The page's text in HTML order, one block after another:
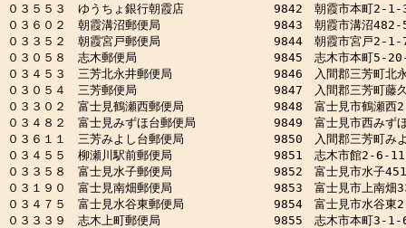
０３５５３　ゆうちょ銀行朝霞店　　　　　　　 9842　朝霞市本町2-1-
０３６０２　朝霞溝沼郵便局　　　　　　　　　 9843　朝霞市溝沼482-
０３３５２　朝霞宮戸郵便局　　　　　　　　　 9844　朝霞市宮戸2-1-
０３０５８　志木郵便局　　　　　　　　　　　 9845　志木市本町5-
０３４５３　三芳北永井郵便局　　　　　　　　 9846　入間郡三芳町北
０３０５４　三芳郵便局　　　　　　　　　　　 9847　入間郡三芳町藤
０３３０２　富士見鶴瀬西郵便局　　　　　　　 9848　富士見市鶴瀬
０３４８２　富士見みずほ台郵便局　　　　　　 9849　富士見市西み
０３６１１　三芳みよし台郵便局　　　　　　　 9850　入間郡三芳町み
０３４５５　柳瀬川駅前郵便局　　　　　　　　 9851　志木市館2-6-11
０３３５８　富士見水子郵便局　　　　　　　　 9852　富士見市水子
０３１９０　富士見南畑郵便局　　　　　　　　 9853　富士見市上南畑
０３４７５　富士見水谷東郵便局　　　　　　　 9854　富士見市水谷
０３３３９　志木上町郵便局　　　　　　　　　 9855　志木市本町3-1-